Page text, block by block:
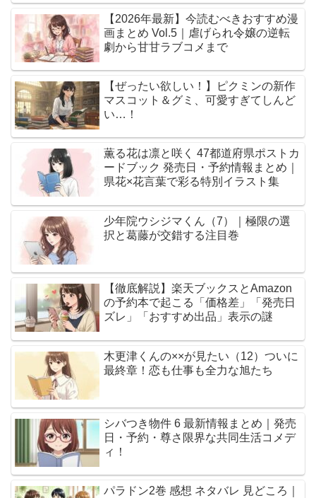
【2026年最新】今読むべきおすすめ漫
画まとめ Vol.5｜虐げられ令嬢の逆転
劇から甘甘ラブコメまで
【ぜったい欲しい！】ピクミンの新作
マスコット＆グミ、可愛すぎてしんど
い…！
薫る花は凛と咲く 47都道府県ポストカ
ードブック 発売日・予約情報まとめ｜
県花×花言葉で彩る特別イラスト集
少年院ウシジマくん（7）｜極限の選
択と葛藤が交錯する注目巻
【徹底解説】楽天ブックスとAmazon
の予約本で起こる「価格差」「発売日
ズレ」「おすすめ出品」表示の謎
木更津くんの××が見たい（12）ついに
最終章！恋も仕事も全力な旭たち
シバつき物件 6 最新情報まとめ｜発売
日・予約・尊さ限界な共同生活コメデ
ィ！
パラドン2巻 感想 ネタバレ 見どころ｜